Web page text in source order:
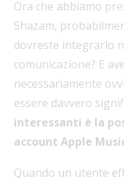
Ora che abbiamo
Shazam,
dovreste integrarlo
comunicazione? E
necessariamente
essere davvero
interessanti è la
account Apple
Quando un utente